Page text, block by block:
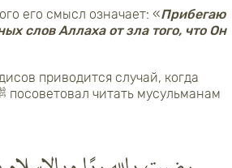
его смысл означает: «Прибегаю
слов Аллаха от зла того, что Он
приводится случай, когда